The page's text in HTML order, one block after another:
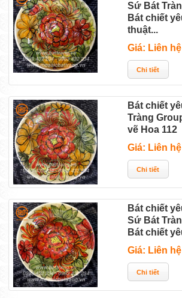
Sứ Bát
Bát chiết
thuật...
Giá: Liên hệ
Bát chiết
Tràng
vẽ Hoa 112
Giá: Liên hệ
Bát chiết
Sứ Bát
Bát chiết
Giá: Liên hệ